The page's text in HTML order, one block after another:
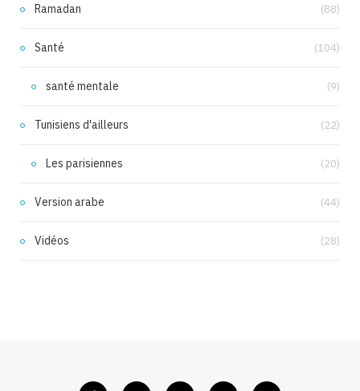
Ramadan (88)
Santé (104)
santé mentale (9)
Tunisiens d'ailleurs (22)
Les parisiennes (20)
Version arabe (44)
Vidéos (28)